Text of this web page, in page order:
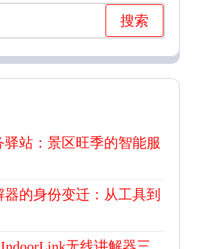
驿站：景区旺季的智能服
的身份变迁：从工具到